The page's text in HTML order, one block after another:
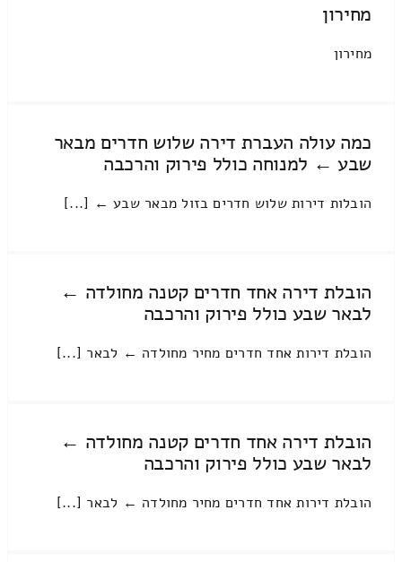
מחירון
מחירון
כמה עולה העברת דירה שלוש חדרים מבאר
שבע ← למנוחה כולל פירוק והרכבה
הובלות דירות שלוש חדרים בזול מבאר שבע ← [...]
הובלת דירה אחד חדרים קטנה מחולדה ←
לבאר שבע כולל פירוק והרכבה
הובלת דירות אחד חדרים מחיר מחולדה ← לבאר [...]
הובלת דירה אחד חדרים קטנה מחולדה ←
לבאר שבע כולל פירוק והרכבה
הובלת דירות אחד חדרים מחיר מחולדה ← לבאר [...]